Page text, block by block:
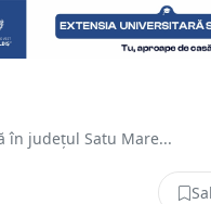
în județul Satu Mare...